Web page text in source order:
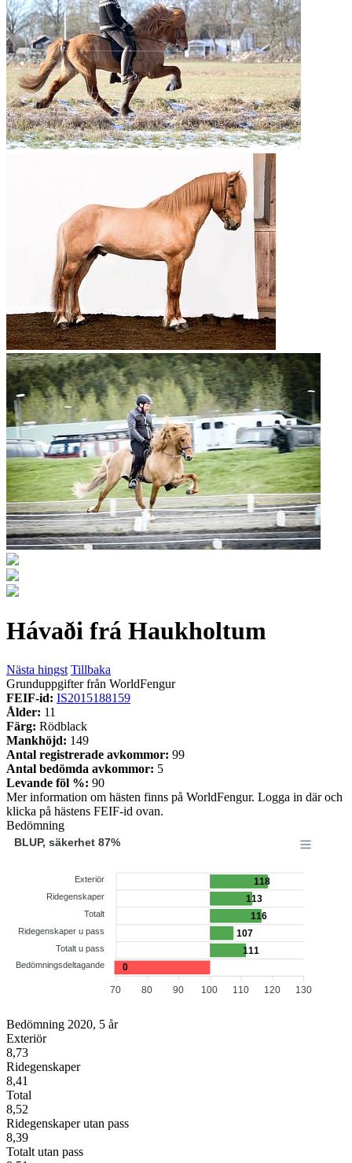
Hávaði frá Haukholtum
Nästa hingst Tillbaka
Grunduppgifter från WorldFengur
FEIF-id: IS2015188159
Ålder: 11
Färg: Rödblack
Mankhöjd: 149
Antal registrerade avkommor: 99
Antal bedömda avkommor: 5
Levande föl %: 90
Mer information om hästen finns på WorldFengur. Logga in där och
klicka på hästens FEIF-id ovan.
Bedömning
118
113
116
107
111
0
Exteriör
Ridegenskaper
Totalt
Ridegenskaper u pass
Totalt u pass
Bedömningsdeltagande
130
120
110
100
90
80
70
BLUP, säkerhet 87%
Bedömning 2020, 5 år
Exteriör
8,73
Ridegenskaper
8,41
Total
8,52
Ridegenskaper utan pass
8,39
Totalt utan pass